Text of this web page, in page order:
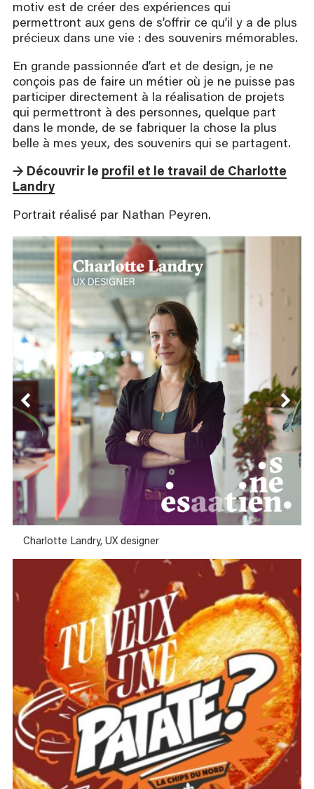
motiv est de créer des expériences qui
permettront aux gens de s’offrir ce qu’il y a de plus
précieux dans une vie : des souvenirs mémorables.
En grande passionnée d’art et de design, je ne
conçois pas de faire un métier où je ne puisse pas
participer directement à la réalisation de projets
qui permettront à des personnes, quelque part
dans le monde, de se fabriquer la chose la plus
belle à mes yeux, des souvenirs qui se partagent.
→ Découvrir le profil et le travail de Charlotte
Landry
Portrait réalisé par Nathan Peyren.
Charlotte Landry, UX designer